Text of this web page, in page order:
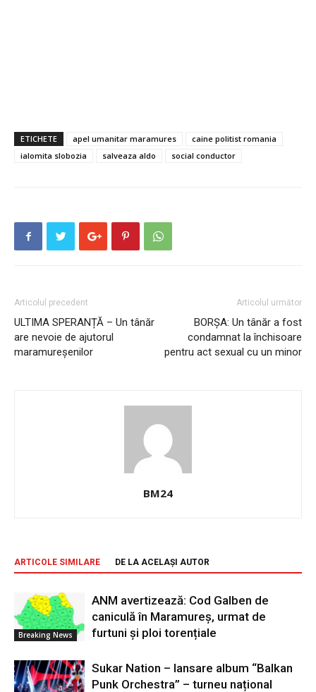
ETICHETE apel umanitar maramures
caine politist romania
ialomita slobozia
salveaza aldo social conductor
Articolul precedent
ULTIMA SPERANȚĂ – Un tânăr
are nevoie de ajutorul
maramureșenilor
Articolul următor
BORȘA: Un tânăr a fost
condamnat la închisoare
pentru act sexual cu un minor
BM24
ARTICOLE SIMILARE DE LA ACELAȘI AUTOR
Breaking News
ANM avertizează: Cod Galben de
caniculă în Maramureș, urmat de
furtuni și ploi torențiale
Sukar Nation – lansare album “Balkan
Punk Orchestra” – turneu național